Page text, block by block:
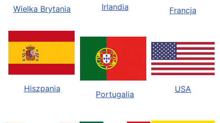
Wielka Brytania Irlandia Francja
Hiszpania
Portugalia
USA